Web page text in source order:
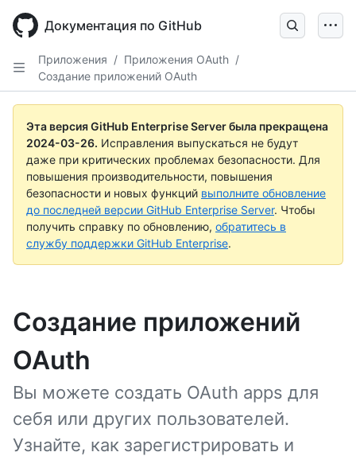
main
Документация по GitHub
Приложения / Приложения OAuth /
Создание приложений OAuth
Эта версия GitHub Enterprise Server была прекращена
2024-03-26. Исправления выпускаться не будут
даже при критических проблемах безопасности. Для
повышения производительности, повышения
безопасности и новых функций выполните обновление
до последней версии GitHub Enterprise Server. Чтобы
получить справку по обновлению, обратитесь в
службу поддержки GitHub Enterprise.
Создание приложений
OAuth
Вы можете создать OAuth apps для
себя или других пользователей.
Узнайте, как зарегистрировать и